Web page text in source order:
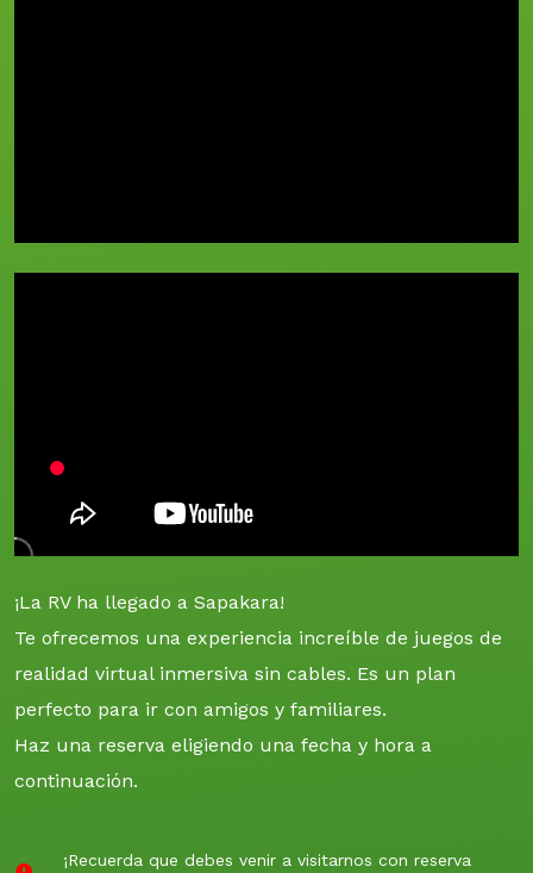
¡La RV ha llegado a Sapakara!
Te ofrecemos una experiencia increíble de juegos de
realidad virtual inmersiva sin cables. Es un plan
perfecto para ir con amigos y familiares.
Haz una reserva eligiendo una fecha y hora a
continuación.
¡Recuerda que debes venir a visitarnos con reserva